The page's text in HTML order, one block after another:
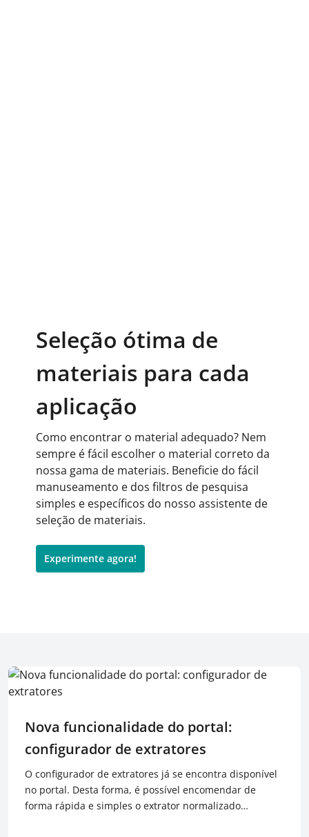
Seleção ótima de
materiais para cada
aplicação
Como encontrar o material adequado? Nem
sempre é fácil escolher o material correto da
nossa gama de materiais. Beneficie do fácil
manuseamento e dos filtros de pesquisa
simples e específicos do nosso assistente de
seleção de materiais.
Experimente agora!
Nova funcionalidade do portal:
configurador de extratores
O configurador de extratores já se encontra disponível
no portal. Desta forma, é possível encomendar de
forma rápida e simples o extrator normalizado